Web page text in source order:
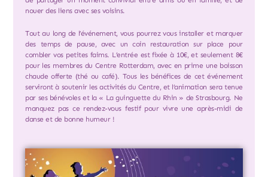
nouer des liens avec ses voisins.
Tout au long de l’événement, vous pourrez vous installer et marquer
des temps de pause, avec un coin restauration sur place pour
combler vos petites faims. L’entrée est fixée à 10€, et seulement 8€
pour les membres du Centre Rotterdam, avec en prime une boisson
chaude offerte (thé ou café). Tous les bénéfices de cet événement
serviront à soutenir les activités du Centre, et l’animation sera tenue
par ses bénévoles et la « La guinguette du Rhin » de Strasbourg. Ne
manquez pas ce rendez-vous festif pour vivre une après-midi de
danse et de bonne humeur !